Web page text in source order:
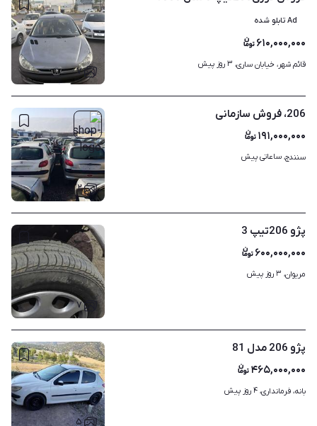
۷
Ad تابلو شده
۶۱۰,۰۰۰,۰۰۰
قائم شهر، خیابان ساری، ۳ روز پیش
۲
206، فروش سازمانی
۱۹۱,۰۰۰,۰۰۰
سنندج، ساعاتی پیش
۷
پژو 206تیپ 3
۶۰۰,۰۰۰,۰۰۰
مریوان، ۳ روز پیش
۵
پژو 206 مدل 81
۴۶۵,۰۰۰,۰۰۰
بانه، فرمانداری، ۴ روز پیش